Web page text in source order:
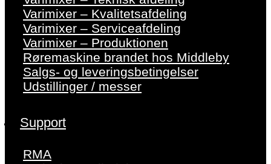
Varimixer – Kvalitetsafdeling
Varimixer – Serviceafdeling
Varimixer – Produktionen
Røremaskine brandet hos Middleby
Salgs- og leveringsbetingelser
Udstillinger / messer
Support
RMA